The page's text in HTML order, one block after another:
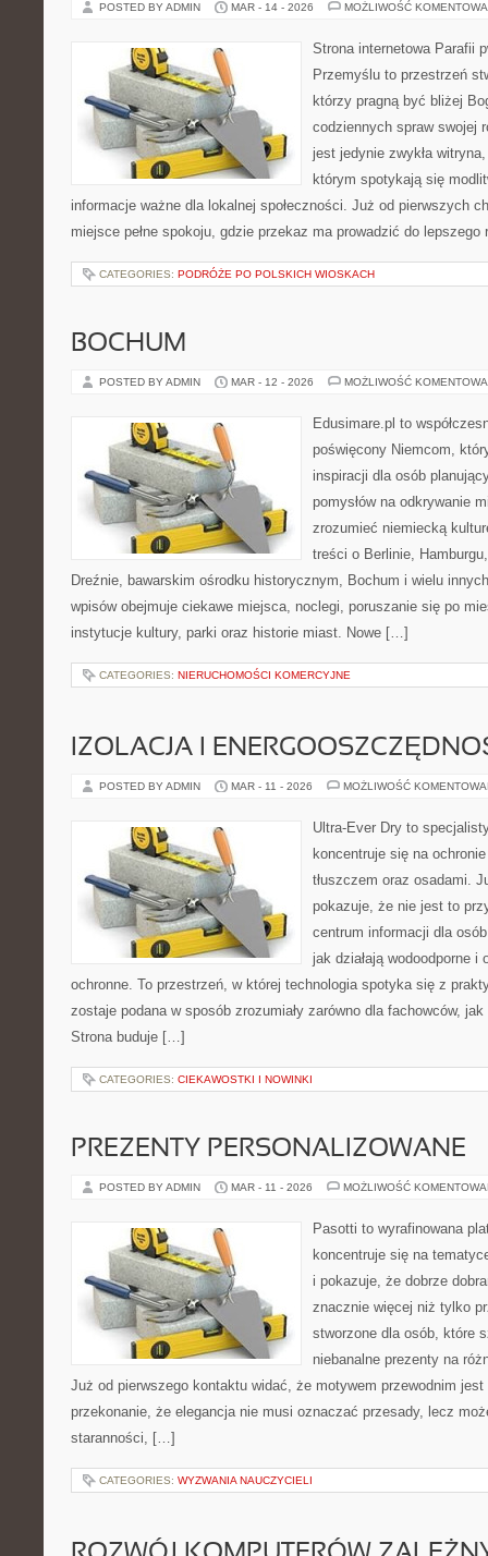
POSTED BY ADMIN MAR - 14 - 2026 MOŻLIWOŚĆ
Strona internetowa Parafii
Przemyślu to przestrzeń
którzy pragną być bliżej
codziennych spraw swojej
jest jedynie zwykła
którym spotykają się
informacje ważne dla lokalnej społeczności. Już od pierwszych
miejsce pełne spokoju, gdzie przekaz ma prowadzić do
CATEGORIES: PODRÓŻE PO POLSKICH WIOSKACH
BOCHUM
POSTED BY ADMIN MAR - 12 - 2026 MOŻLIWOŚĆ
Edusimare.pl to
poświęcony Niemcom,
inspiracji dla osób
pomysłów na odkrywanie
zrozumieć niemiecką
treści o Berlinie,
Dreźnie, bawarskim ośrodku historycznym, Bochum i wielu
wpisów obejmuje ciekawe miejsca, noclegi, poruszanie się po
instytucje kultury, parki oraz historie miast. Nowe […]
CATEGORIES: NIERUCHOMOŚCI KOMERCYJNE
IZOLACJA I
POSTED BY ADMIN MAR - 11 - 2026 MOŻLIWOŚĆ
Ultra-Ever Dry to
koncentruje się na
tłuszczem oraz osadami.
pokazuje, że nie jest to
centrum informacji dla
jak działają wodoodporne
ochronne. To przestrzeń, w której technologia spotyka się z
zostaje podana w sposób zrozumiały zarówno dla fachowców,
Strona buduje […]
CATEGORIES: CIEKAWOSTKI I NOWINKI
PREZENTY PERSONALIZOWANE
POSTED BY ADMIN MAR - 11 - 2026 MOŻLIWOŚĆ
Pasotti to wyrafinowana
koncentruje się na
i pokazuje, że dobrze
znacznie więcej niż tylko
stworzone dla osób, które
niebanalne prezenty na
Już od pierwszego kontaktu widać, że motywem przewodnim
przekonanie, że elegancja nie musi oznaczać przesady, lecz
staranności, […]
CATEGORIES: WYZWANIA NAUCZYCIELI